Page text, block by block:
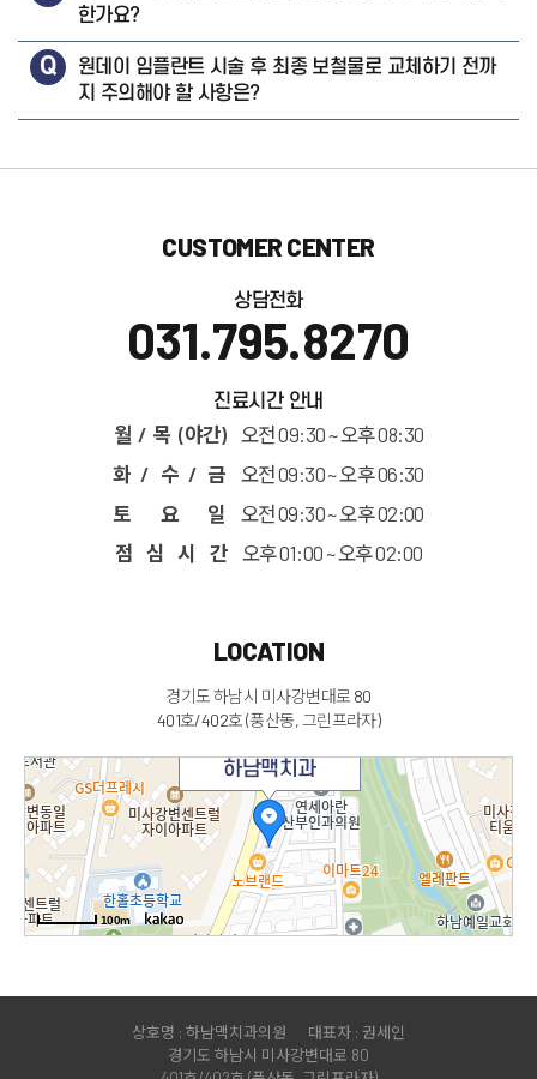
한가요?
원데이 임플란트 시술 후 최종 보철물로 교체하기 전까
지 주의해야 할 사항은?
CUSTOMER CENTER
상담전화
031.795.8270
진료시간 안내
월 / 목 (야간)
오전 09:30 ~ 오후 08:30
화 / 수 / 금
오전 09:30 ~ 오후 06:30
토 요 일
오전 09:30 ~ 오후 02:00
점 심 시 간
오후 01:00 ~ 오후 02:00
LOCATION
경기도 하남시 미사강변대로 80
401호/402호 (풍산동, 그린프라자)
하남맥치과
100m
상호명 : 하남맥치과의원
대표자 : 권세인
경기도 하남시 미사강변대로 80